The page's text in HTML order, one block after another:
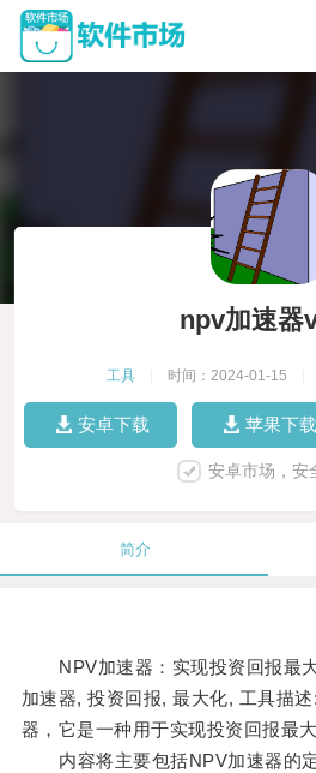
npv加速器
工具 时间：2024-01-15
安卓下载 苹果下载
安卓市场，安
简介
NPV加速器：实现投资回报最
加速器, 投资回报, 最大化, 工具描
器，它是一种用于实现投资回报最大
内容将主要包括NPV加速器的定